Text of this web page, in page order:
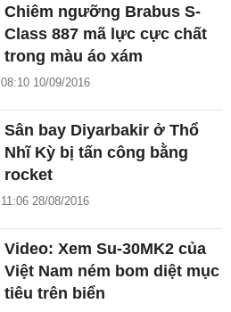
Chiêm ngưỡng Brabus S-
Class 887 mã lực cực chất
trong màu áo xám
08:10 10/09/2016
Sân bay Diyarbakir ở Thổ
Nhĩ Kỳ bị tấn công bằng
rocket
11:06 28/08/2016
Video: Xem Su-30MK2 của
Việt Nam ném bom diệt mục
tiêu trên biển